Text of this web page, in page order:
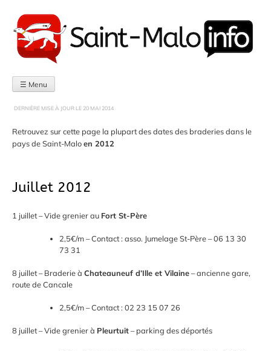
au
contenu
☰ Menu
DERNIÈRE MISE À JOUR LE 20 MAI 2014
Retrouvez sur cette page la plupart des dates des braderies dans le
pays de Saint-Maloen 2012
Juillet 2012
1 juillet – Vide grenier au Fort St-Père
2,5€/m – Contact : asso. Jumelage St-Père – 06 13 30
73 31
8 juillet – Braderie à Chateauneuf d’Ille et Vilaine– ancienne gare,
route de Cancale
2,5€/m – Contact : 02 23 15 07 26
8 juillet – Vide grenier à Pleurtuit– parking des déportés